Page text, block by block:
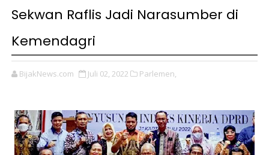
Sekwan Raflis Jadi Narasumber di
Kemendagri
BijakNews.com Juli 02, 2022 Parlemen,